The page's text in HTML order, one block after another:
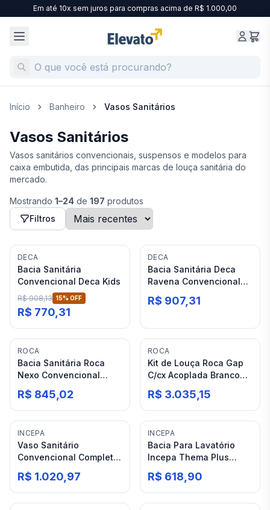
Em até 10x sem juros para compras acima de R$ 1.000,00
Início Banheiro Vasos Sanitários
Vasos Sanitários
Vasos sanitários convencionais, suspensos e modelos para
caixa embutida, das principais marcas de louça sanitária do
mercado.
Mostrando 1–24 de 197 produtos
Filtros
DECA
Bacia Sanitária
Convencional Deca Kids
R$ 908,13 15% OFF
R$ 770,31
DECA
Bacia Sanitária Deca
Ravena Convencional
com Saída Horizontal
Branco
R$ 907,31
ROCA
Bacia Sanitária Roca
Nexo Convencional
Branco
R$ 845,02
ROCA
Kit de Louça Roca Gap
C/cx Acoplada Branco
(termofixo)
R$ 3.035,15
INCEPA
Vaso Sanitário
Convencional Completo
Branco (pp) Incepa
Thema
R$ 1.020,97
INCEPA
Bacia Para Lavatório
Incepa Thema Plus
Convencional Branco
R$ 618,90